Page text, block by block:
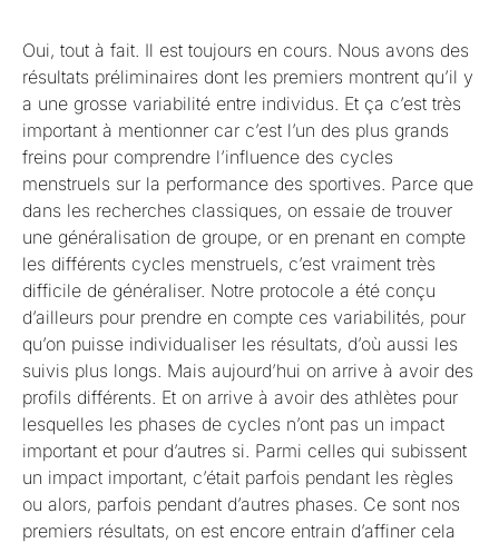
Oui, tout à fait. Il est toujours en cours. Nous avons des
résultats préliminaires dont les premiers montrent qu’il y
a une grosse variabilité entre individus. Et ça c’est très
important à mentionner car c’est l’un des plus grands
freins pour comprendre l’influence des cycles
menstruels sur la performance des sportives. Parce que
dans les recherches classiques, on essaie de trouver
une généralisation de groupe, or en prenant en compte
les différents cycles menstruels, c’est vraiment très
difficile de généraliser. Notre protocole a été conçu
d’ailleurs pour prendre en compte ces variabilités, pour
qu’on puisse individualiser les résultats, d’où aussi les
suivis plus longs. Mais aujourd’hui on arrive à avoir des
profils différents. Et on arrive à avoir des athlètes pour
lesquelles les phases de cycles n’ont pas un impact
important et pour d’autres si. Parmi celles qui subissent
un impact important, c’était parfois pendant les règles
ou alors, parfois pendant d’autres phases. Ce sont nos
premiers résultats, on est encore entrain d’affiner cela